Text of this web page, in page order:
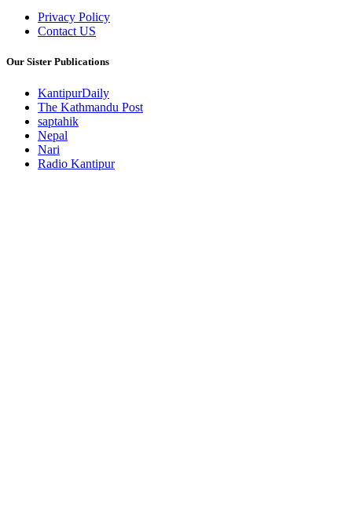
Privacy Policy
Contact US
Our Sister Publications
KantipurDaily
The Kathmandu Post
saptahik
Nepal
Nari
Radio Kantipur